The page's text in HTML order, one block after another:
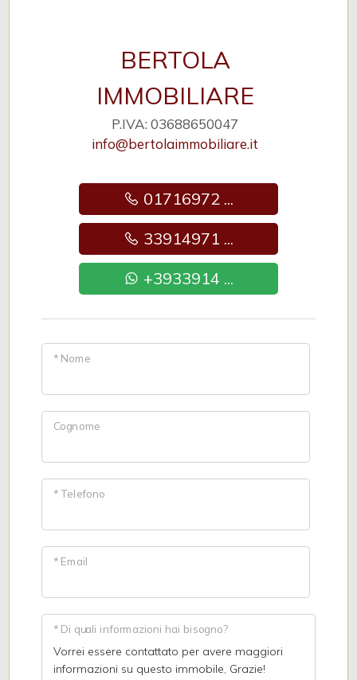
BERTOLA
IMMOBILIARE
P.IVA: 03688650047
info@bertolaimmobiliare.it
01716972 ...
33914971 ...
+3933914 ...
* Nome
Cognome
* Telefono
* Email
* Di quali informazioni hai bisogno?